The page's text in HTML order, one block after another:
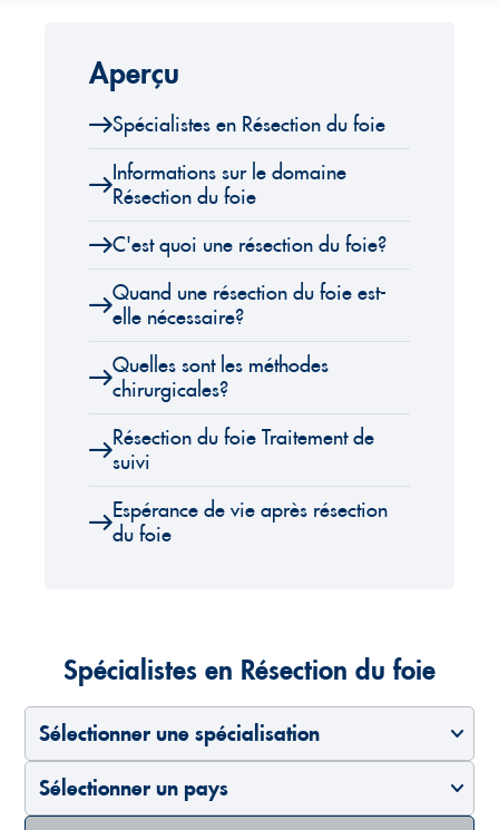
Aperçu
Spécialistes en Résection du foie
Informations sur le domaine
Résection du foie
C'est quoi une résection du foie?
Quand une résection du foie est-
elle nécessaire?
Quelles sont les méthodes
chirurgicales?
Résection du foie Traitement de
suivi
Espérance de vie après résection
du foie
Spécialistes en Résection du foie
Sélectionner une spécialisation
Sélectionner un pays